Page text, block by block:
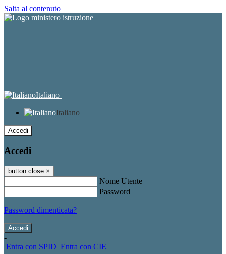
Salta al contenuto
Italiano
Italiano
Accedi
Accedi
button close ×
Nome Utente
Password
Password dimenticata?
-
Entra con SPID Entra con CIE